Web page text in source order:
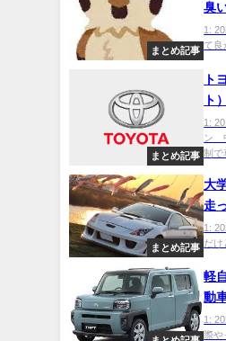
まとめ記事
臭
の
1:
て良
まとめ記事
ト
ト
も
1:
ン
制で
まとめ記事
大
走
1:
だけ
軽
動
1:
際や